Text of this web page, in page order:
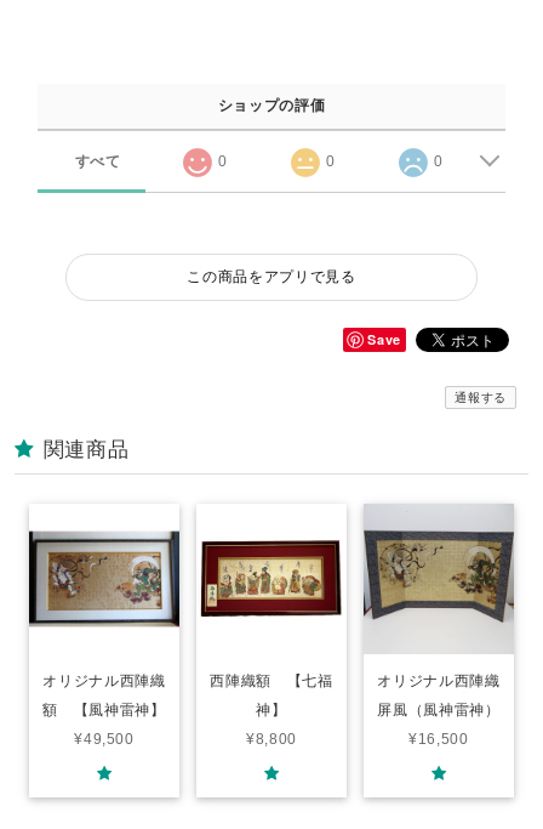
ショップの評価
すべて 0 0 0
この商品をアプリで見る
Save
通報する
関連商品
オリジナル西陣織
額 【風神雷神】
¥49,500
西陣織額 【七福
神】
¥8,800
オリジナル西陣織
屏風（風神雷神）
¥16,500